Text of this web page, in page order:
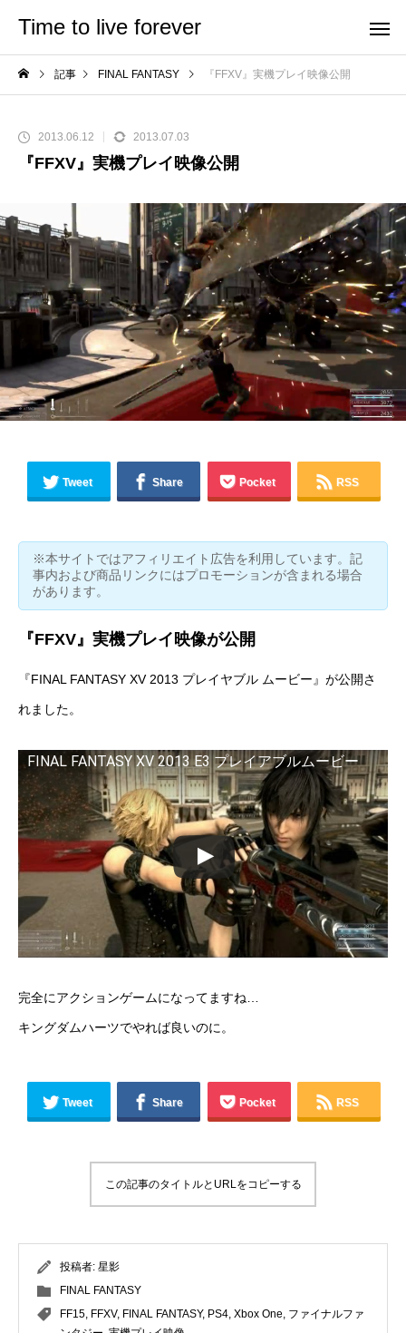
Time to live forever
記事 FINAL FANTASY 『FFXV』実機プレイ映像公開
2013.06.12 2013.07.03
『FFXV』実機プレイ映像公開
Tweet Share Pocket RSS
※本サイトではアフィリエイト広告を利用しています。記
事内および商品リンクにはプロモーションが含まれる場合
があります。
『FFXV』実機プレイ映像が公開
『FINAL FANTASY XV 2013 プレイヤブル ムービー』が公開さ
れました。
FINAL FANTASY XV 2013 E3 プレイアブルムービー
完全にアクションゲームになってますね…
キングダムハーツでやれば良いのに。
Tweet Share Pocket RSS
この記事のタイトルとURLをコピーする
投稿者: 星影
FINAL FANTASY
FF15, FFXV, FINAL FANTASY, PS4, Xbox One, ファイナルファ